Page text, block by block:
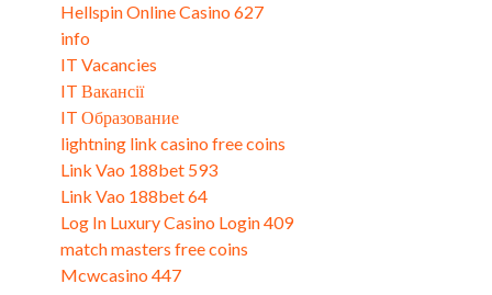
Hellspin Online Casino 627
info
IT Vacancies
IT Вакансії
IT Образование
lightning link casino free coins
Link Vao 188bet 593
Link Vao 188bet 64
Log In Luxury Casino Login 409
match masters free coins
Mcwcasino 447